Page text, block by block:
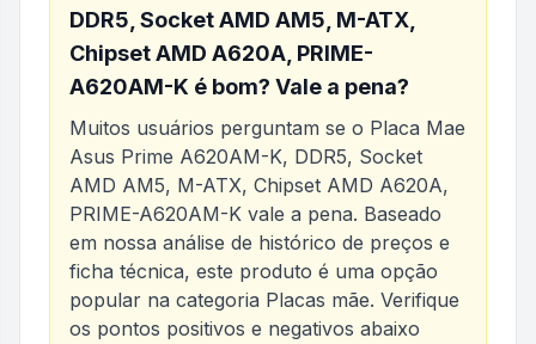
DDR5, Socket AMD AM5, M-ATX,
Chipset AMD A620A, PRIME-
A620AM-K é bom? Vale a pena?
Muitos usuários perguntam se o Placa Mae
Asus Prime A620AM-K, DDR5, Socket
AMD AM5, M-ATX, Chipset AMD A620A,
PRIME-A620AM-K vale a pena. Baseado
em nossa análise de histórico de preços e
ficha técnica, este produto é uma opção
popular na categoria Placas mãe. Verifique
os pontos positivos e negativos abaixo